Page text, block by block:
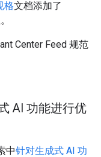
格文档添加了
Center Feed 规范
AI 功能进行优
中针对生成式 AI 功